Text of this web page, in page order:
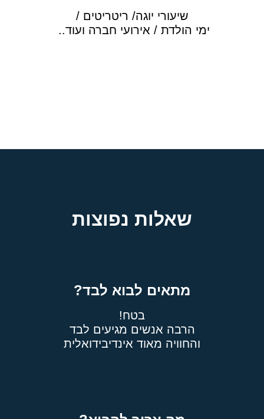
שיעורי יוגה/ ריטריטים /
ימי הולדת / אירועי חברה ועוד..
שאלות נפוצות
מתאים לבוא לבד?
בטח!
הרבה אנשים מגיעים לבד
והחוויה מאוד אינדיבידואלית